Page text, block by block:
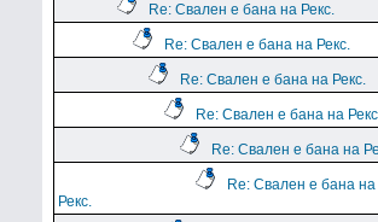
Re: Свален е бана на Рекс.
Re: Свален е бана на Рекс.
Re: Свален е бана на Рекс.
Re: Свален е бана на
Re: Свален е бана на
Re: Свален е бана на
Рекс.